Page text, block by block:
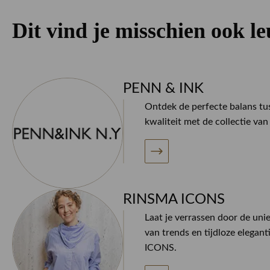
Dit vind je misschien ook
PENN & INK
Ontdek de perfecte balans
kwaliteit met de collectie van
RINSMA ICONS
Laat je verrassen door de
van trends en tijdloze
ICONS.